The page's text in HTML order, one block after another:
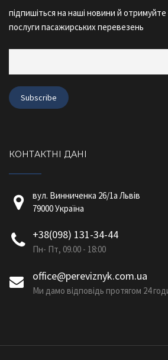
підпишіться на наші новини й отримуйте
послуги пасажирських перевезень
КОНТАКТНІ ДАНІ
вул. Винниченка 26/1a Львів
79000 Україна
+38(098) 131-34-44
Пн- Пт, 09.00 - 18:00
office@pereviznyk.com.ua
Ми дамо відповідь протягом 24